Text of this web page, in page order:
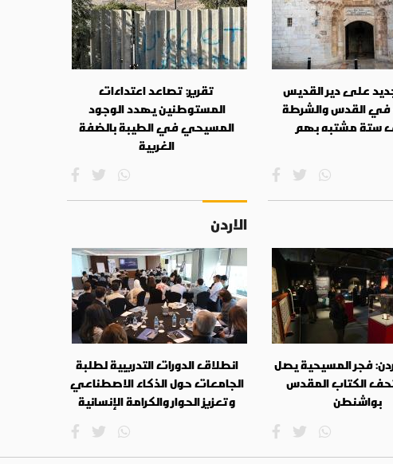
على دير القديس
القدس والشرطة
ستة مشتبه بهم
تقرير: تصاعد اعتداءات
المستوطنين يهدد الوجود
المسيحي في الطيبة بالضفة
الغربية
فجر المسيحية يصل
الكتاب المقدس
بواشنطن
الاردن
انطلاق الدورات التدريبية لطلبة
الجامعات حول الذكاء الاصطناعي
وتعزيز الحوار والكرامة الإنسانية